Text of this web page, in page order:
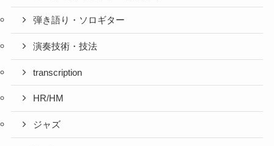
弾き語り・ソロギター
演奏技術・技法
transcription
HR/HM
ジャズ